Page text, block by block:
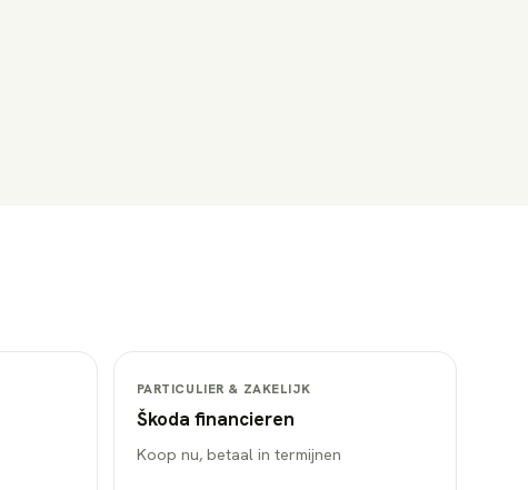
PARTICULIER & ZAKELIJK
Škoda financieren
Koop nu, betaal in termijnen